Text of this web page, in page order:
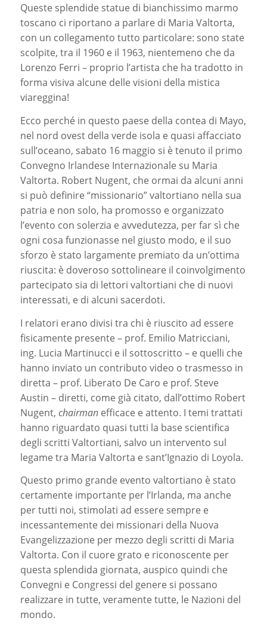
Queste splendide statue di bianchissimo marmo
toscano ci riportano a parlare di Maria Valtorta,
con un collegamento tutto particolare: sono state
scolpite, tra il 1960 e il 1963, nientemeno che da
Lorenzo Ferri – proprio l’artista che ha tradotto in
forma visiva alcune delle visioni della mistica
viareggina!
Ecco perché in questo paese della contea di Mayo,
nel nord ovest della verde isola e quasi affacciato
sull’oceano, sabato 16 maggio si è tenuto il primo
Convegno Irlandese Internazionale su Maria
Valtorta. Robert Nugent, che ormai da alcuni anni
si può definire “missionario” valtortiano nella sua
patria e non solo, ha promosso e organizzato
l’evento con solerzia e avvedutezza, per far sì che
ogni cosa funzionasse nel giusto modo, e il suo
sforzo è stato largamente premiato da un’ottima
riuscita: è doveroso sottolineare il coinvolgimento
partecipato sia di lettori valtortiani che di nuovi
interessati, e di alcuni sacerdoti.
I relatori erano divisi tra chi è riuscito ad essere
fisicamente presente – prof. Emilio Matricciani,
ing. Lucia Martinucci e il sottoscritto – e quelli che
hanno inviato un contributo video o trasmesso in
diretta – prof. Liberato De Caro e prof. Steve
Austin – diretti, come già citato, dall’ottimo Robert
Nugent, chairmanefficace e attento. I temi trattati
hanno riguardato quasi tutti la base scientifica
degli scritti Valtortiani, salvo un intervento sul
legame tra Maria Valtorta e sant’Ignazio di Loyola.
Questo primo grande evento valtortiano è stato
certamente importante per l’Irlanda, ma anche
per tutti noi, stimolati ad essere sempre e
incessantemente dei missionari della Nuova
Evangelizzazione per mezzo degli scritti di Maria
Valtorta. Con il cuore grato e riconoscente per
questa splendida giornata, auspico quindi che
Convegni e Congressi del genere si possano
realizzare in tutte, veramente tutte, le Nazioni del
mondo.